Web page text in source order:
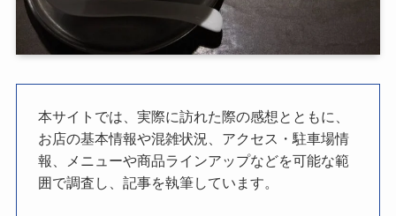
本サイトでは、実際に訪れた際の感想とともに、
お店の基本情報や混雑状況、アクセス・駐車場情
報、メニューや商品ラインアップなどを可能な範
囲で調査し、記事を執筆しています。